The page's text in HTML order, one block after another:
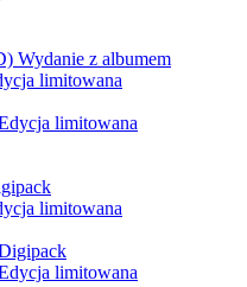
Wydanie z albumem
limitowana
limitowana
limitowana
limitowana